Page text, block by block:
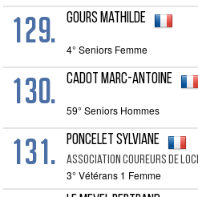
129. GOURS Mathilde
4° Seniors Femme
130. CADOT Marc-Antoine
59° Seniors Hommes
131. PONCELET Sylviane
Association Coureurs De
3° Vétérans 1 Femme